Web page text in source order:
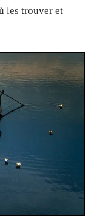
les trouver et